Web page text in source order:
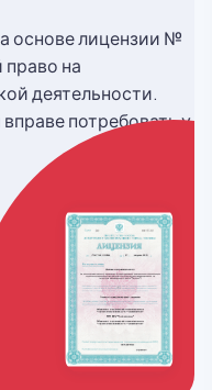
основе лицензии №
на
деятельности.
потребовать у